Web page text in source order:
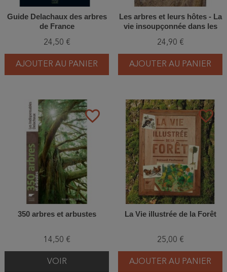
Guide Delachaux des arbres
de France
24,50 €
AJOUTER AU PANIER
Les arbres et leurs hôtes - La
vie insoupçonnée dans les
24,90 €
AJOUTER AU PANIER
favorite_border
350 arbres et arbustes
14,50 €
VOIR
favorite_border
La Vie illustrée de la Forêt
25,00 €
AJOUTER AU PANIER